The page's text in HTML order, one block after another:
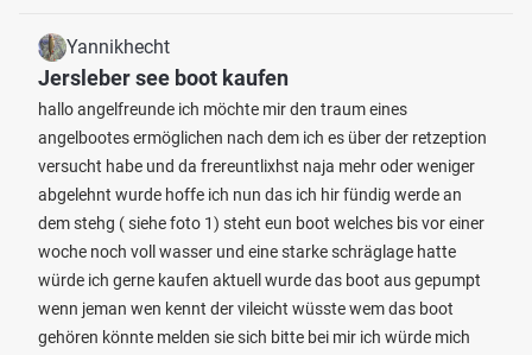
Yannikhecht
Jersleber see boot kaufen
hallo angelfreunde ich möchte mir den traum eines
angelbootes ermöglichen nach dem ich es über der retzeption
versucht habe und da frereuntlixhst naja mehr oder weniger
abgelehnt wurde hoffe ich nun das ich hir fündig werde an
dem stehg ( siehe foto 1) steht eun boot welches bis vor einer
woche noch voll wasser und eine starke schräglage hatte
würde ich gerne kaufen aktuell wurde das boot aus gepumpt
wenn jeman wen kennt der vileicht wüsste wem das boot
gehören könnte melden sie sich bitte bei mir ich würde mich